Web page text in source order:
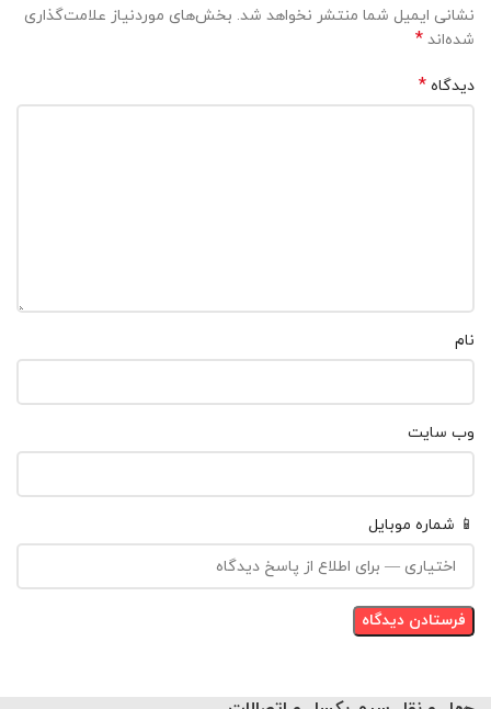
نشانی ایمیل شما منتشر نخواهد شد. بخش‌های موردنیاز علامت‌گذاری
شده‌اند *
دیدگاه *
نام
وب‌ سایت
📱 شماره موبایل